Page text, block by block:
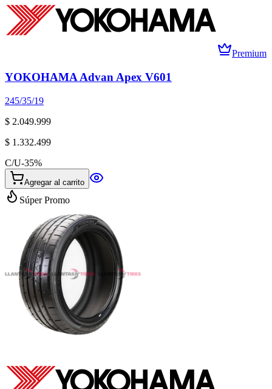
Premium
YOKOHAMA Advan Apex V601
245/35/19
$ 2.049.999
$ 1.332.499
C/U-35%
Agregar al carrito
Súper Promo